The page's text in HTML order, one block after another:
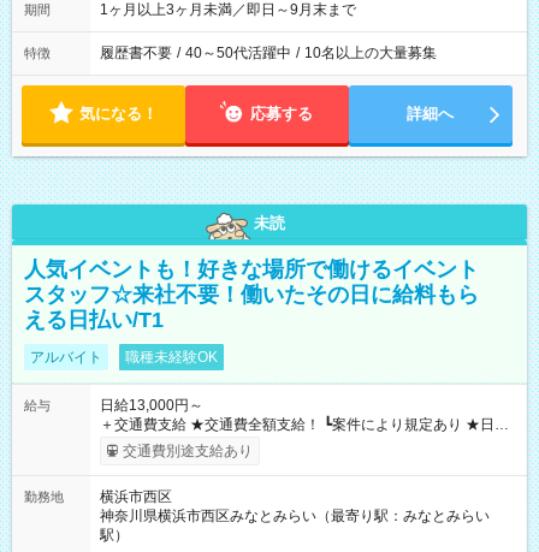
期間 1ヶ月以上3ヶ月未満／即日～9月末まで
特徴 履歴書不要 / 40～50代活躍中 / 10名以上の大量募集
気になる！ 応募する 詳細へ
未読
人気イベントも！好きな場所で働けるイベント
スタッフ☆来社不要！働いたその日に給料もら
える日払い/T1
アルバイト 職種未経験OK
給与
日給13,000円～
＋交通費支給 ★交通費全額支給！ ┗案件により規定あり ★日払
いOK！（規定あり） ┗働いたその日に現金GET♪ お仕事後はコ
ンビニATMから 日払い分を引き落とせます！ 【試用期間】試
交通費別途支給あり
勤務地
横浜市西区
神奈川県横浜市西区みなとみらい（最寄り駅：みなとみらい
駅）